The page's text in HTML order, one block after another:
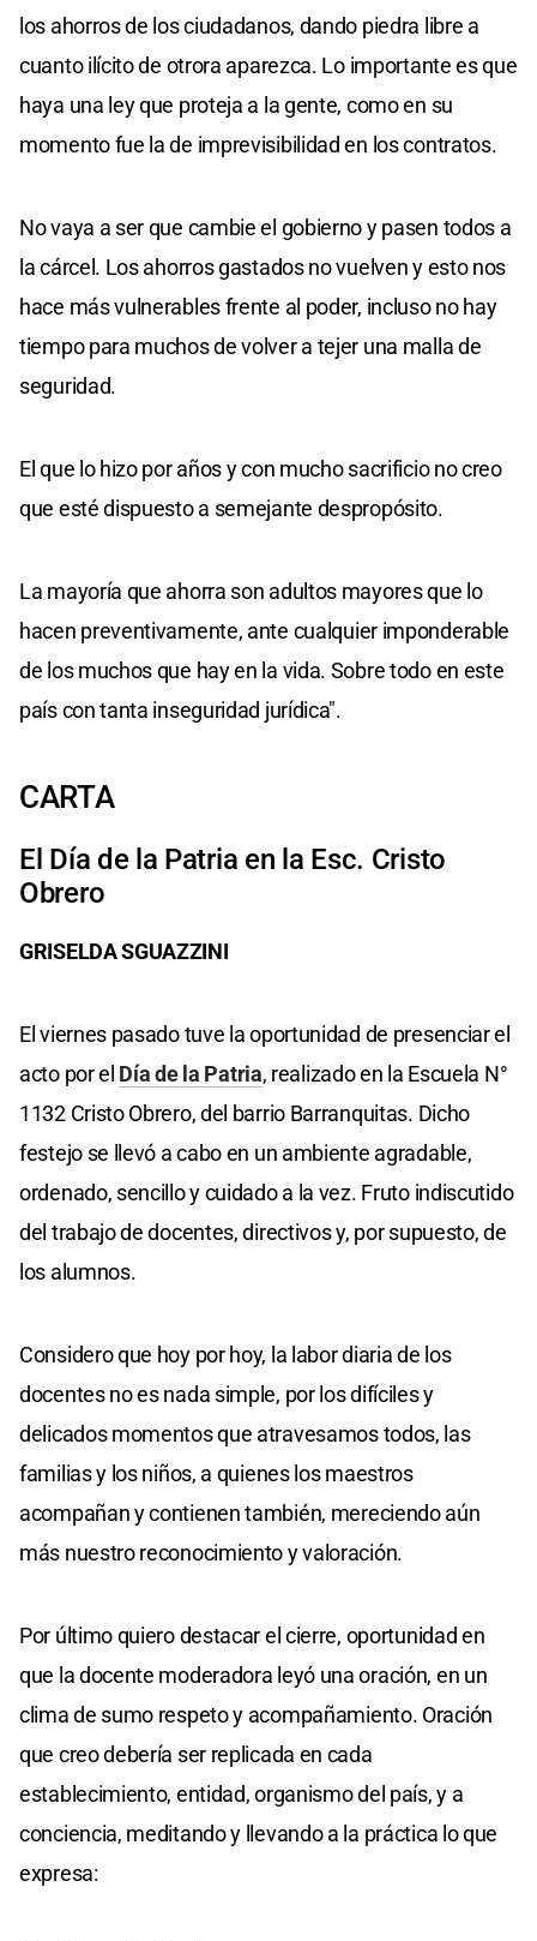
los ahorros de los ciudadanos, dando piedra libre a
cuanto ilícito de otrora aparezca. Lo importante es que
haya una ley que proteja a la gente, como en su
momento fue la de imprevisibilidad en los contratos.
No vaya a ser que cambie el gobierno y pasen todos a
la cárcel. Los ahorros gastados no vuelven y esto nos
hace más vulnerables frente al poder, incluso no hay
tiempo para muchos de volver a tejer una malla de
seguridad.
El que lo hizo por años y con mucho sacrificio no creo
que esté dispuesto a semejante despropósito.
La mayoría que ahorra son adultos mayores que lo
hacen preventivamente, ante cualquier imponderable
de los muchos que hay en la vida. Sobre todo en este
país con tanta inseguridad jurídica".
CARTA
El Día de la Patria en la Esc. Cristo
Obrero
GRISELDA SGUAZZINI
El viernes pasado tuve la oportunidad de presenciar el
acto por el Día de la Patria, realizado en la Escuela N°
1132 Cristo Obrero, del barrio Barranquitas. Dicho
festejo se llevó a cabo en un ambiente agradable,
ordenado, sencillo y cuidado a la vez. Fruto indiscutido
del trabajo de docentes, directivos y, por supuesto, de
los alumnos.
Considero que hoy por hoy, la labor diaria de los
docentes no es nada simple, por los difíciles y
delicados momentos que atravesamos todos, las
familias y los niños, a quienes los maestros
acompañan y contienen también, mereciendo aún
más nuestro reconocimiento y valoración.
Por último quiero destacar el cierre, oportunidad en
que la docente moderadora leyó una oración, en un
clima de sumo respeto y acompañamiento. Oración
que creo debería ser replicada en cada
establecimiento, entidad, organismo del país, y a
conciencia, meditando y llevando a la práctica lo que
expresa: